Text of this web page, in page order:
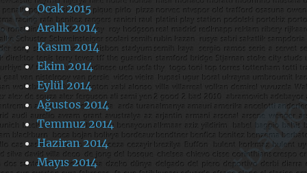
Ocak 2015
Aralık 2014
Kasım 2014
Ekim 2014
Eylül 2014
Ağustos 2014
Temmuz 2014
Haziran 2014
Mayıs 2014